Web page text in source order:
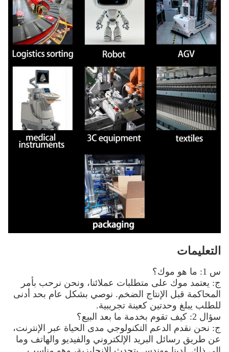
التعليمات
س 1: ما هو موك؟
ج: يعتمد موك على متطلبات عملائنا، ونحن نرحب بأمر
المحاكمة قبل الإنتاج الضخم. نوصي بشكل عام بحد أدنى
للطلب يبلغ وحدتين كعينة تجريبية.
سؤال 2: كيف تقوم بخدمة ما بعد البيع؟
ج: نحن نقدم الدعم التكنولوجي مدى الحياة عبر الإنترنت،
عن طريق رسائل البريد الإلكتروني والفيديو والهاتف وما